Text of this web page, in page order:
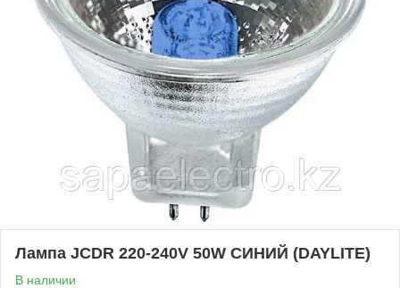
Лампа JCDR 220-240V 50W СИНИЙ (DAYLITE)
В наличии